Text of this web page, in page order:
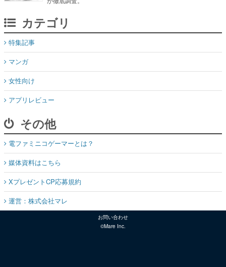
カテゴリ
特集記事
マンガ
女性向け
アプリレビュー
その他
電ファミニコゲーマーとは？
媒体資料はこちら
XプレゼントCP応募規約
運営：株式会社マレ
お問い合わせ
©Mare Inc.